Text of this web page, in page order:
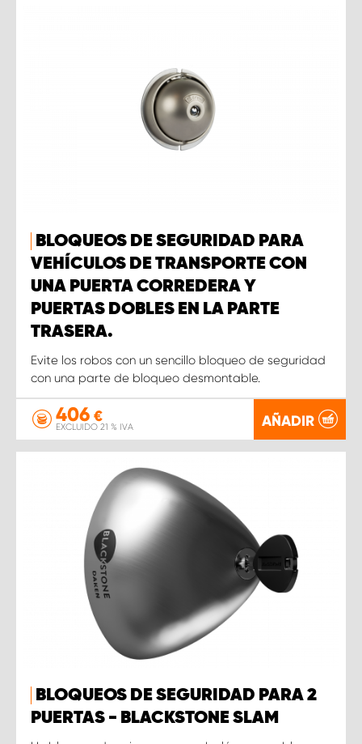
BLOQUEOS DE SEGURIDAD PARA
VEHÍCULOS DE TRANSPORTE CON
UNA PUERTA CORREDERA Y
PUERTAS DOBLES EN LA PARTE
TRASERA.
Evite los robos con un sencillo bloqueo de seguridad
con una parte de bloqueo desmontable.
406 €
EXCLUIDO 21 % IVA AÑADIR
BLOQUEOS DE SEGURIDAD PARA 2
PUERTAS - BLACKSTONE SLAM